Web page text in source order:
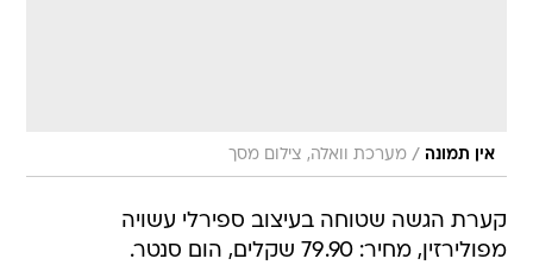
אין תמונה / מערכת וואלה, צילום מסך
קערת הגשה שטוחה בעיצוב ספירלי עשויה
מפולירזין, מחיר: 79.90 שקלים, הום סנטר.